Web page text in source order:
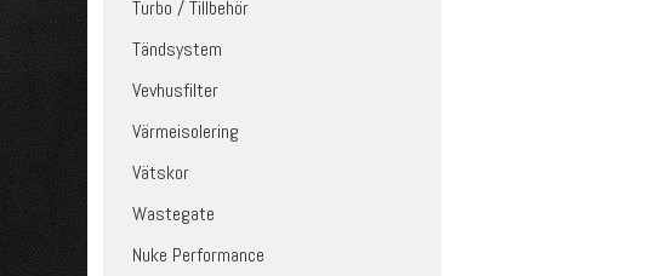
Turbo / Tillbehör
Tändsystem
Vevhusfilter
Värmeisolering
Vätskor
Wastegate
Nuke Performance